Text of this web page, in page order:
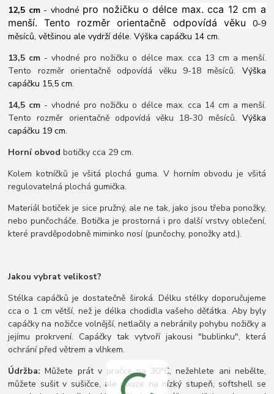
12,5 cm - vhodné pro nožičku o délce max. cca 12 cm a
menší. Tento rozměr orientačně odpovídá věku 0-9
měsíců, většinou ale vydrží déle. Výška capáčku 14 cm.
13,5 cm - vhodné pro nožičku o délce max. cca 13 cm a menší.
Tento rozměr orientačně odpovídá věku 9-18 měsíců. Výška
capáčku 15,5 cm.
14,5 cm - vhodné pro nožičku o délce max. cca 14 cm a menší.
Tento rozměr orientačně odpovídá věku 18-30 měsíců. Výška
capáčku 19 cm.
Horní obvod botičky cca 29 cm.
Kolem kotníčků je všitá plochá guma. V horním obvodu je všitá
regulovatelná plochá gumička.
Materiál botiček je sice pružný, ale ne tak, jako jsou třeba ponožky,
nebo punčocháče. Botička je prostorná i pro další vrstvy oblečení,
které pravděpodobně miminko nosí (punčochy, ponožky atd.).
Jakou vybrat velikost?
Stélka capáčků je dostatečně široká. Délku stélky doporučujeme
cca o 1 cm větší, než je délka chodidla vašeho děťátka. Aby byly
capáčky na nožičce volnější, netlačily a nebránily pohybu nožičky a
jejímu prokrvení. Capáčky tak vytvoří jakousi "bublinku", která
ochrání před větrem a vlhkem.
Údržba: Můžete prát v pračce na 30°C, nežehlete ani nebělte,
můžete sušit v sušičce, ale pouze na nízký stupeň, softshell se